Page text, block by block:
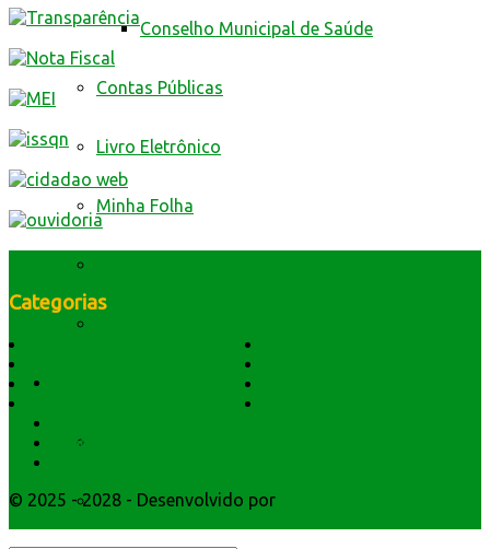
Conselho Municipal de Saúde
Contas Públicas
Livro Eletrônico
Minha Folha
Identificacao do Condutor
Categorias
Lei Orgânica
Atendimento
© 2025 - 2028 - Desenvolvido por